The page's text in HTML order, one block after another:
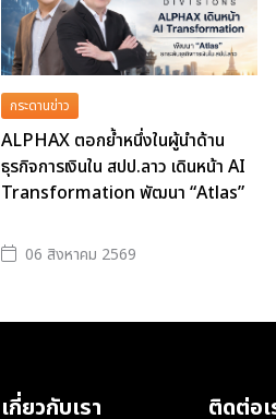
กระดานข่าว
ALPHAX ตอกย้ำหนึ่งในผู้นำด้าน
ธุรกิจการเงินใน สปป.ลาว เดินหน้า AI
Transformation พัฒนา “Atlas”
06 สิงหาคม 2569
เกี่ยวกับเรา ติดต่อเ